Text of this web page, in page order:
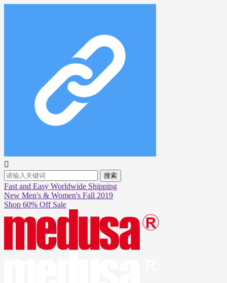

搜索
Fast and Easy Worldwide Shipping
New Men's & Women's Fall 2019
Shop 60% Off Sale